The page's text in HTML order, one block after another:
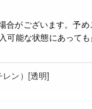
がございます。予め
可能な状態にあって
ン）[透明]